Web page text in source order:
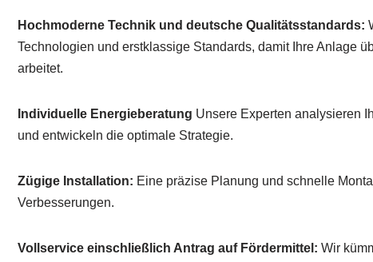
Hochmoderne Technik und deutsche Qualitätsstandards:
Technologien und erstklassige Standards, damit Ihre Anlage
arbeitet.
Individuelle Energieberatung Unsere Experten analysieren
und entwickeln die optimale Strategie.
Zügige Installation: Eine präzise Planung und schnelle
Verbesserungen.
Vollservice einschließlich Antrag auf Fördermittel: Wir